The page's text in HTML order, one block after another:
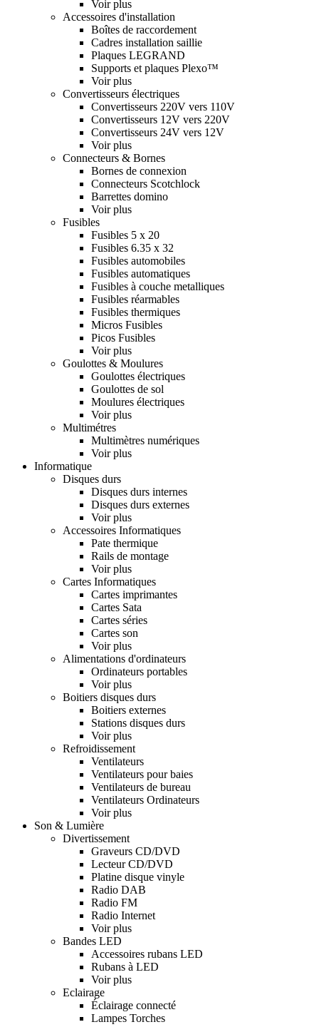
Voir plus
Accessoires d'installation
Boîtes de raccordement
Cadres installation saillie
Plaques LEGRAND
Supports et plaques Plexo™
Voir plus
Convertisseurs électriques
Convertisseurs 220V vers 110V
Convertisseurs 12V vers 220V
Convertisseurs 24V vers 12V
Voir plus
Connecteurs & Bornes
Bornes de connexion
Connecteurs Scotchlock
Barrettes domino
Voir plus
Fusibles
Fusibles 5 x 20
Fusibles 6.35 x 32
Fusibles automobiles
Fusibles automatiques
Fusibles à couche metalliques
Fusibles réarmables
Fusibles thermiques
Micros Fusibles
Picos Fusibles
Voir plus
Goulottes & Moulures
Goulottes électriques
Goulottes de sol
Moulures électriques
Voir plus
Multimétres
Multimètres numériques
Voir plus
Informatique
Disques durs
Disques durs internes
Disques durs externes
Voir plus
Accessoires Informatiques
Pate thermique
Rails de montage
Voir plus
Cartes Informatiques
Cartes imprimantes
Cartes Sata
Cartes séries
Cartes son
Voir plus
Alimentations d'ordinateurs
Ordinateurs portables
Voir plus
Boitiers disques durs
Boitiers externes
Stations disques durs
Voir plus
Refroidissement
Ventilateurs
Ventilateurs pour baies
Ventilateurs de bureau
Ventilateurs Ordinateurs
Voir plus
Son & Lumière
Divertissement
Graveurs CD/DVD
Lecteur CD/DVD
Platine disque vinyle
Radio DAB
Radio FM
Radio Internet
Voir plus
Bandes LED
Accessoires rubans LED
Rubans à LED
Voir plus
Eclairage
Éclairage connecté
Lampes Torches